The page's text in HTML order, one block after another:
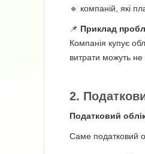
🔹 компаній, які
📌 Приклад
Компанія купує
витрати можуть не
2.
Податковий
Саме податковий